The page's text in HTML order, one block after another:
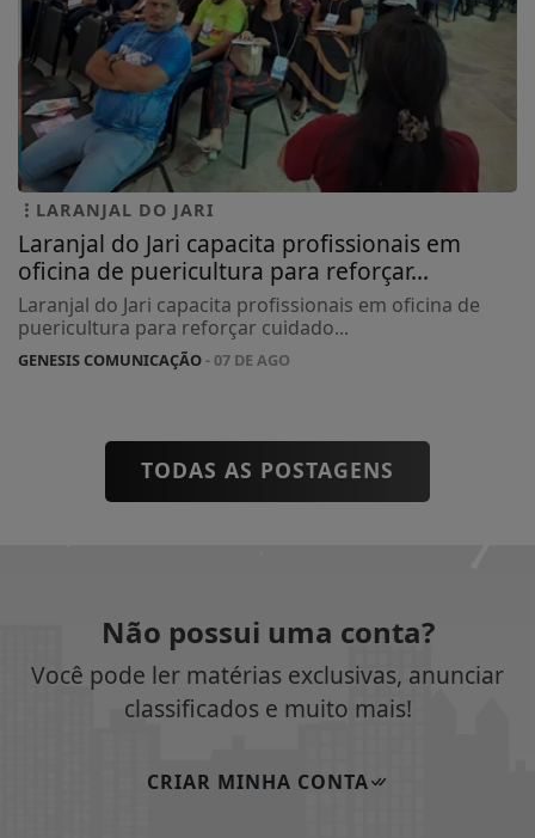
LARANJAL DO JARI
Laranjal do Jari capacita profissionais em
oficina de puericultura para reforçar...
Laranjal do Jari capacita profissionais em oficina de
puericultura para reforçar cuidado...
GENESIS COMUNICAÇÃO- 07 DE AGO
TODAS AS POSTAGENS
Não possui uma conta?
Você pode ler matérias exclusivas, anunciar
classificados e muito mais!
CRIAR MINHA CONTA